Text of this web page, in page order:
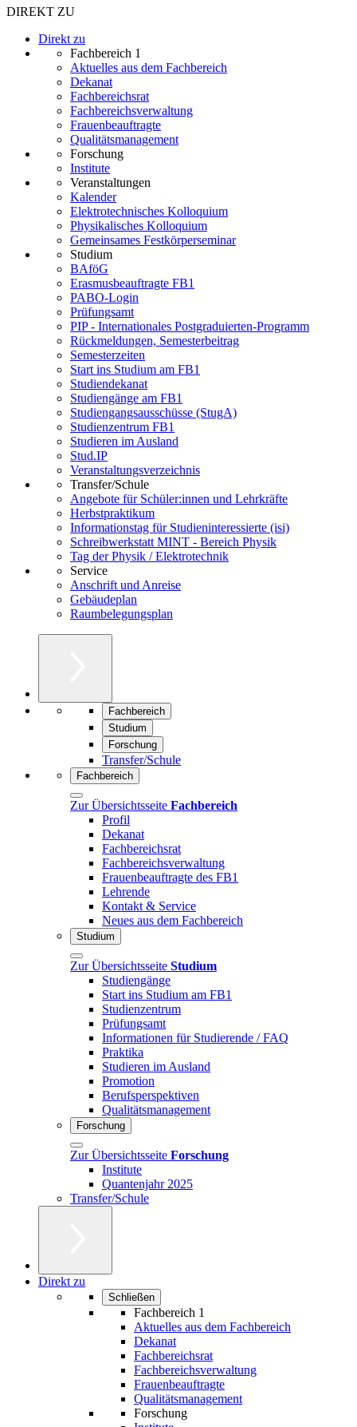
DIREKT ZU
Direkt zu
Fachbereich 1
Aktuelles aus dem Fachbereich
Dekanat
Fachbereichsrat
Fachbereichsverwaltung
Frauenbeauftragte
Qualitätsmanagement
Forschung
Institute
Veranstaltungen
Kalender
Elektrotechnisches Kolloquium
Physikalisches Kolloquium
Gemeinsames Festkörperseminar
Studium
BAföG
Erasmusbeauftragte FB1
PABO-Login
Prüfungsamt
PIP - Internationales Postgraduierten-Programm
Rückmeldungen, Semesterbeitrag
Semesterzeiten
Start ins Studium am FB1
Studiendekanat
Studiengänge am FB1
Studiengangsausschüsse (StugA)
Studienzentrum FB1
Studieren im Ausland
Stud.IP
Veranstaltungsverzeichnis
Transfer/Schule
Angebote für Schüler:innen und Lehrkräfte
Herbstpraktikum
Informationstag für Studieninteressierte (isi)
Schreibwerkstatt MINT - Bereich Physik
Tag der Physik / Elektrotechnik
Service
Anschrift und Anreise
Gebäudeplan
Raumbelegungsplan
Fachbereich
Studium
Forschung
Transfer/Schule
Fachbereich
Zur Übersichtsseite Fachbereich
Profil
Dekanat
Fachbereichsrat
Fachbereichsverwaltung
Frauenbeauftragte des FB1
Lehrende
Kontakt & Service
Neues aus dem Fachbereich
Studium
Zur Übersichtsseite Studium
Studiengänge
Start ins Studium am FB1
Studienzentrum
Prüfungsamt
Informationen für Studierende / FAQ
Praktika
Studieren im Ausland
Promotion
Berufsperspektiven
Qualitätsmanagement
Forschung
Zur Übersichtsseite Forschung
Institute
Quantenjahr 2025
Transfer/Schule
Direkt zu
Schließen
Fachbereich 1
Aktuelles aus dem Fachbereich
Dekanat
Fachbereichsrat
Fachbereichsverwaltung
Frauenbeauftragte
Qualitätsmanagement
Forschung